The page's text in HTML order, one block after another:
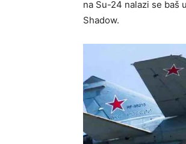
na Su-24 nalazi se baš
Shadow.